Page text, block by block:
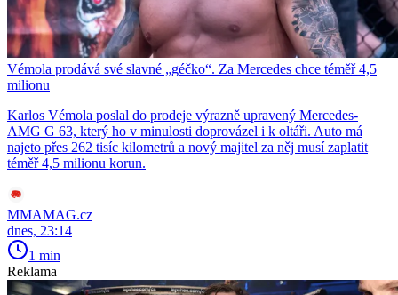
Vémola prodává své slavné „géčko“. Za Mercedes chce téměř 4,5
milionu
Karlos Vémola poslal do prodeje výrazně upravený Mercedes-
AMG G 63, který ho v minulosti doprovázel i k oltáři. Auto má
najeto přes 262 tisíc kilometrů a nový majitel za něj musí zaplatit
téměř 4,5 milionu korun.
MMAMAG.cz
dnes, 23:14
1 min
Reklama